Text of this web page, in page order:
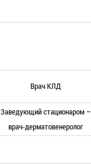
Врач КЛД
Заведующий стационаром –
врач-дерматовенеролог